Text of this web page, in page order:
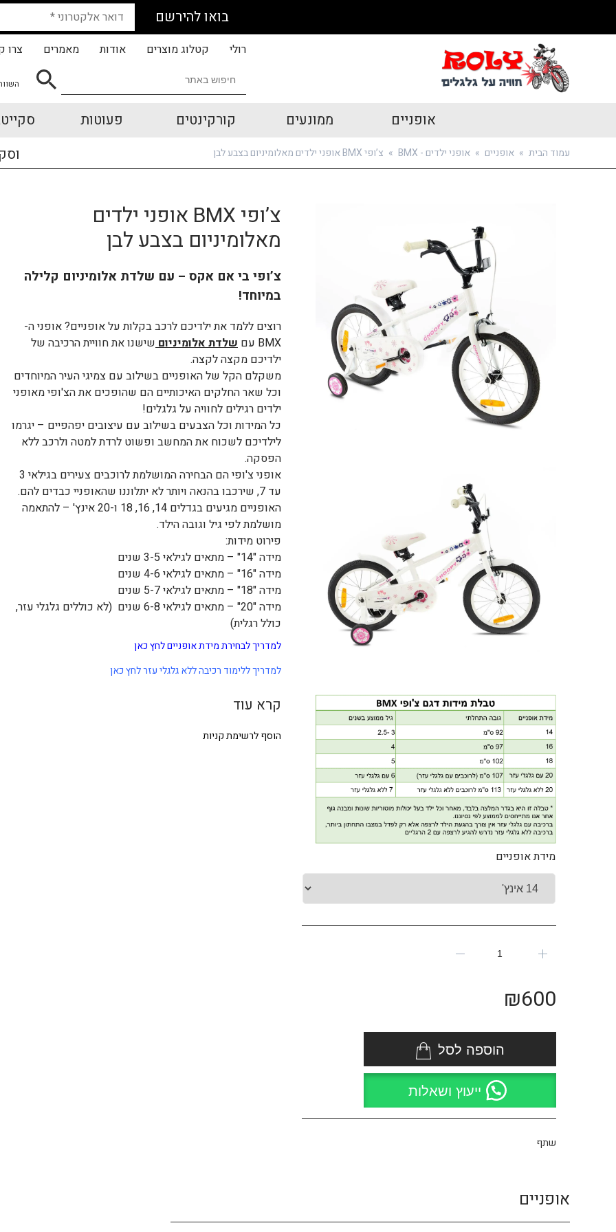
בואו להירשם
רולי קטלוג מוצרים אודות מאמרים צרו
אופניים ממונעים קורקינטים פעוטות
עמוד הבית » אופניים » אופני ילדים - BMX » צ’ופי BMX אופני ילדים מאלומיניום בצבע לבן
צ’ופי BMX אופני ילדים
מאלומיניום בצבע לבן
צ’ופי בי אם אקס – עם שלדת אלומיניום קלילה
במיוחד!
רוצים ללמד את ילדיכם לרכב בקלות על אופניים? אופני ה-
BMX עם
שלדת אלומיניום שישנו את חוויית הרכיבה של
ילדיכם מקצה לקצה.
משקלם הקל של האופניים בשילוב עם צמיגי העיר המיוחדים
וכל שאר החלקים האיכותיים הם שהופכים את הצ'ופי מאופני
ילדים רגילים לחוויה על גלגלים!
כל המידות וכל הצבעים בשילוב עם עיצובים יפהפיים – יגרמו
לילדיכם לשכוח את המחשב ופשוט לרדת למטה ולרכב ללא
הפסקה.
אופני צ'ופי הם הבחירה המושלמת לרוכבים צעירים בגילאי 3
עד 7, שירכבו בהנאה ויותר לא יתלוננו שהאופניי כבדים להם.
האופניים מגיעים בגדלים 14, 16, 18 ו-20 אינץ' – להתאמה
מושלמת לפי גיל וגובה הילד.
פירוט מידות:
מידה "14" – מתאים לגילאי 3-5 שנים
מידה "16" – מתאים לגילאי 4-6 שנים
מידה "18" – מתאים לגילאי 5-7 שנים
מידה "20" – מתאים לגילאי 6-8 שנים (לא כוללים גלגלי עזר,
כולל רגלית)
למדריך לבחירת מידת אופניים לחץ כאן
למדריך ללימוד רכיבה ללא גלגלי עזר לחץ כאן
קרא עוד
הוסף לרשימת קניות
מידת אופניים
₪600
הוספה לסל
ייעוץ ושאלות
שתף
אופניים